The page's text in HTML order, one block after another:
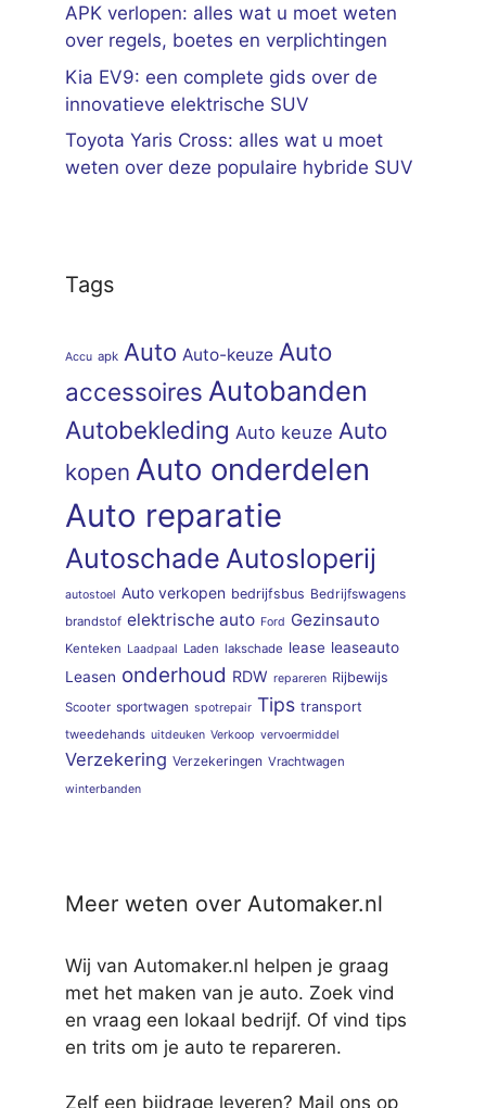
APK verlopen: alles wat u moet weten
over regels, boetes en verplichtingen
Kia EV9: een complete gids over de
innovatieve elektrische SUV
Toyota Yaris Cross: alles wat u moet
weten over deze populaire hybride SUV
Tags
Accu apk Auto Auto-keuze Auto
accessoires Autobanden
Autobekleding Auto keuze Auto
kopen Auto onderdelen
Auto reparatie
Autoschade Autosloperij
autostoel Auto verkopen bedrijfsbus Bedrijfswagens
brandstof elektrische auto Ford Gezinsauto
Kenteken Laadpaal Laden lakschade lease leaseauto
Leasen onderhoud RDW repareren Rijbewijs
Scooter sportwagen spotrepair Tips transport
tweedehands uitdeuken Verkoop vervoermiddel
Verzekering Verzekeringen Vrachtwagen
winterbanden
Meer weten over Automaker.nl
Wij van Automaker.nl helpen je graag
met het maken van je auto. Zoek vind
en vraag een lokaal bedrijf. Of vind tips
en trits om je auto te repareren.
Zelf een bijdrage leveren? Mail ons op